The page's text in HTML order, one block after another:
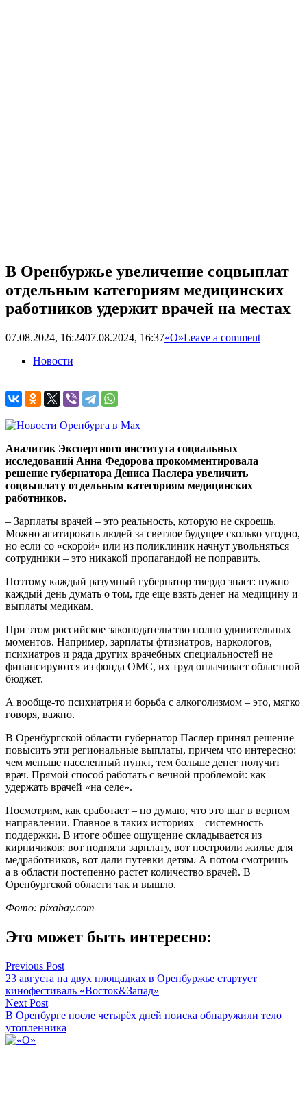
В Оренбуржье увеличение соцвыплат
отдельным категориям медицинских
работников удержит врачей на местах
07.08.2024, 16:2407.08.2024, 16:37«О»Leave a comment
Новости
Аналитик Экспертного института социальных
исследований Анна Федорова прокомментировала
решение губернатора Дениса Паслера увеличить
соцвыплату отдельным категориям медицинских
работников.
– Зарплаты врачей – это реальность, которую не скроешь.
Можно агитировать людей за светлое будущее сколько угодно,
но если со «скорой» или из поликлиник начнут увольняться
сотрудники – это никакой пропагандой не поправить.
Поэтому каждый разумный губернатор твердо знает: нужно
каждый день думать о том, где еще взять денег на медицину и
выплаты медикам.
При этом российское законодательство полно удивительных
моментов. Например, зарплаты фтизиатров, наркологов,
психиатров и ряда других врачебных специальностей не
финансируются из фонда ОМС, их труд оплачивает областной
бюджет.
А вообще-то психиатрия и борьба с алкоголизмом – это, мягко
говоря, важно.
В Оренбургской области губернатор Паслер принял решение
повысить эти региональные выплаты, причем что интересно:
чем меньше населенный пункт, тем больше денег получит
врач. Прямой способ работать с вечной проблемой: как
удержать врачей «на селе».
Посмотрим, как сработает – но думаю, что это шаг в верном
направлении. Главное в таких историях – системность
поддержки. В итоге общее ощущение складывается из
кирпичиков: вот подняли зарплату, вот построили жилье для
медработников, вот дали путевки детям. А потом смотришь –
а в области постепенно растет количество врачей. В
Оренбургской области так и вышло.
Фото: pixabay.com
Это может быть интересно:
Навигация
по
записям
Previous Post
23 августа на двух площадках в Оренбуржье стартует
кинофестиваль «Восток&Запад»
Next Post
В Оренбурге после четырёх дней поиска обнаружили тело
утопленника